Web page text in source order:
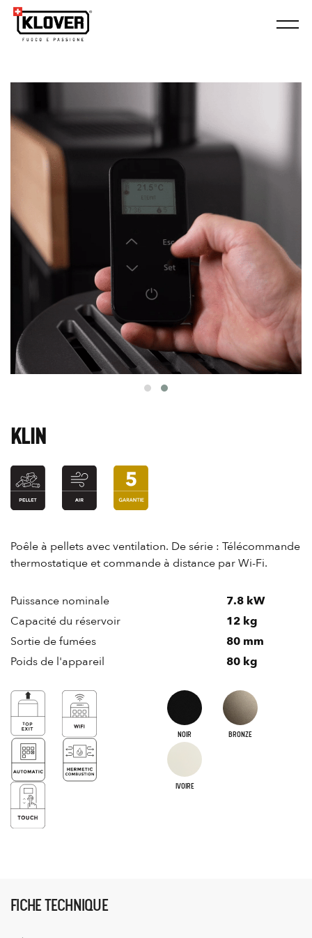
KLIN
Poêle à pellets avec ventilation. De série : Télécommande
thermostatique et commande à distance par Wi-Fi.
Puissance nominale
7.8 kW
Capacité du réservoir
12 kg
Sortie de fumées
80 mm
Poids de l'appareil
80 kg
NOIR BRONZE
IVOIRE
FICHE TECHNIQUE